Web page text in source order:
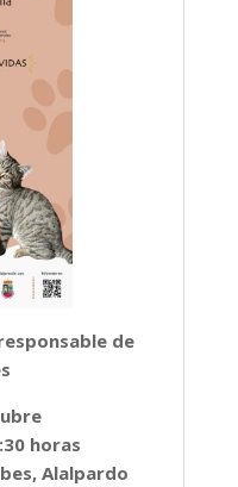
de
horas
Alalpardo